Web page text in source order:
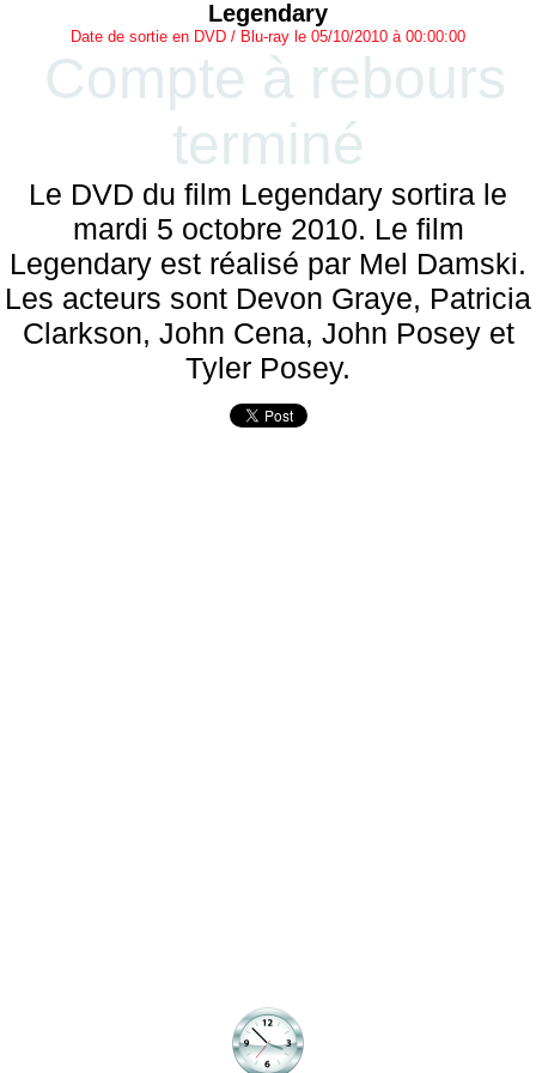
Legendary
Date de sortie en DVD / Blu-ray le 05/10/2010 à 00:00:00
Compte à rebours
terminé
Le DVD du film Legendary sortira le
mardi 5 octobre 2010. Le film
Legendary est réalisé par Mel Damski.
Les acteurs sont Devon Graye, Patricia
Clarkson, John Cena, John Posey et
Tyler Posey.